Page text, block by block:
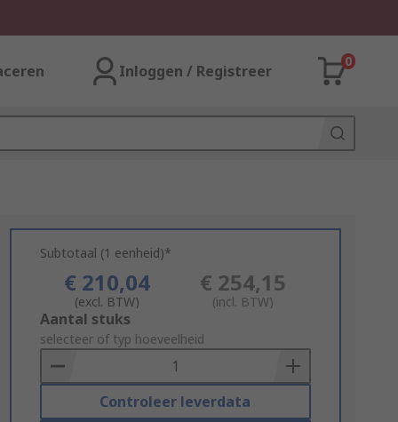
Inloggen / Registreer
0
Subtotaal (1 eenheid)*
€ 210,04
(excl. BTW)
€ 254,15
(incl. BTW)
Add
to
Basket
Aantal stuks
selecteer of typ hoeveelheid
Controleer leverdata